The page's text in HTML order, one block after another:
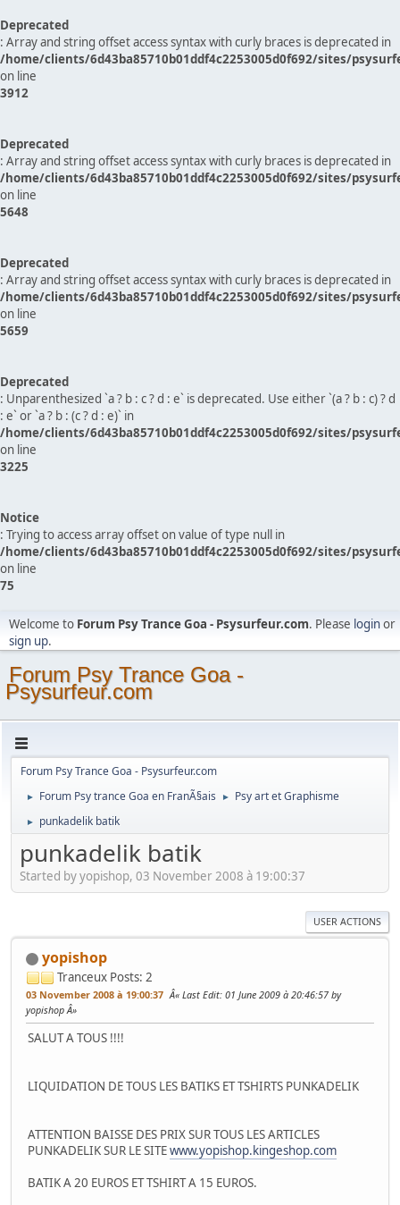
Deprecated
: Array and string offset access syntax with curly braces is deprecated in
/home/clients/6d43ba85710b01ddf4c2253005d0f692/sites/
on line
3912
Deprecated
: Array and string offset access syntax with curly braces is deprecated in
/home/clients/6d43ba85710b01ddf4c2253005d0f692/sites/
on line
5648
Deprecated
: Array and string offset access syntax with curly braces is deprecated in
/home/clients/6d43ba85710b01ddf4c2253005d0f692/sites/
on line
5659
Deprecated
: Unparenthesized `a ? b : c ? d : e` is deprecated. Use either `(a ? b : c) ? d
: e` or `a ? b : (c ? d : e)` in
/home/clients/6d43ba85710b01ddf4c2253005d0f692/sites/
on line
3225
Notice
: Trying to access array offset on value of type null in
/home/clients/6d43ba85710b01ddf4c2253005d0f692/sites/
on line
75
Welcome to Forum Psy Trance Goa - Psysurfeur.com. Please loginor
sign up.
Forum Psy Trance Goa -
Psysurfeur.com
Forum Psy Trance Goa - Psysurfeur.com
► Forum Psy trance Goa en FranÃ§ais ► Psy art et Graphisme
► punkadelik batik
punkadelik batik
Started by yopishop, 03 November 2008 à 19:00:37
USER ACTIONS
yopishop
Tranceux Posts: 2
03 November 2008 à 19:00:37 Last Edit: 01 June 2009 à 20:46:57 by
yopishop
SALUT A TOUS !!!!
LIQUIDATION DE TOUS LES BATIKS ET TSHIRTS PUNKADELIK
ATTENTION BAISSE DES PRIX SUR TOUS LES ARTICLES
PUNKADELIK SUR LE SITEwww.yopishop.kingeshop.com
BATIK A 20 EUROS ET TSHIRT A 15 EUROS.